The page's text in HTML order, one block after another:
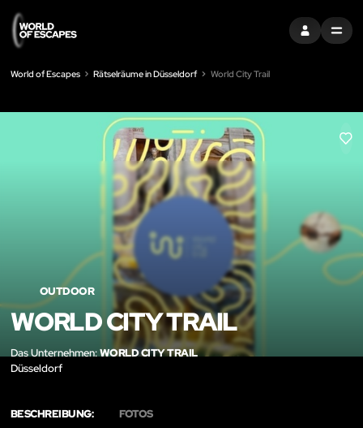
EINTRAGEN
MENU
World of Escapes Rätselräume in Düsseldorf World City Trail
LIKE
OUTDOOR
WORLD CITY TRAIL
Das Unternehmen:WORLD CITY TRAIL
Düsseldorf
BESCHREIBUNG: FOTOS